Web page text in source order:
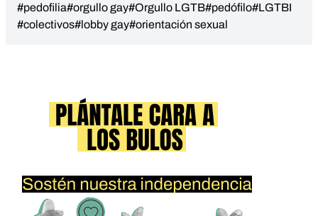
#pedofilia#orgullo gay#Orgullo LGTB#pedófilo#LGTBI
#colectivos#lobby gay#orientación sexual